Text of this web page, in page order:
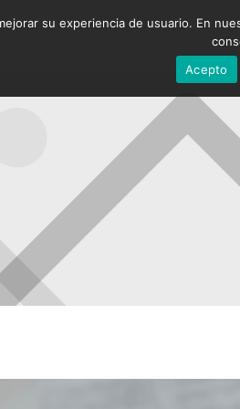
su experiencia de usuario. En
Acepto